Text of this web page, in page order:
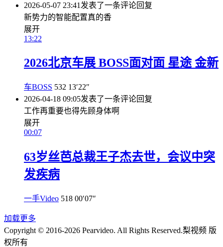
2026-05-07 23:41 发表了一条评论回复
新势力的智能配置真的香
展开
13:22
2026北京车展 BOSS面对面 星途 金新
车BOSS 532 13′22″
2026-04-18 09:05发表了一条评论回复
工作再重要也得先顾身体啊
展开
00:07
63岁丝芭总裁王子杰去世，会议中突
发疾病
一手Video 518 00′07″
加载更多
Copyright © 2016-2026 Pearvideo. All Rights Reserved.梨视频 版
权所有